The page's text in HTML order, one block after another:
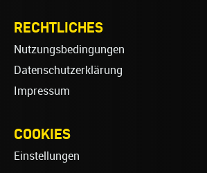
RECHTLICHES
Nutzungsbedingungen
Datenschutzerklärung
Impressum
COOKIES
Einstellungen